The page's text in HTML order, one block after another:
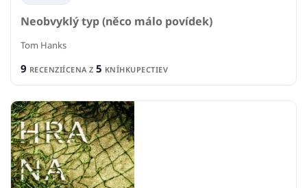
Neobvyklý typ (něco málo povídek)
Tom Hanks
9 RECENZIÍCENA Z 5 KNÍHKUPECTIEV